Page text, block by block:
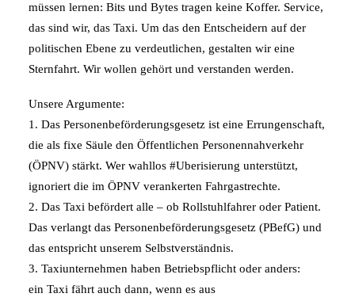
müssen lernen: Bits und Bytes tragen keine Koffer. Service,
das sind wir, das Taxi. Um das den Entscheidern auf der
politischen Ebene zu verdeutlichen, gestalten wir eine
Sternfahrt. Wir wollen gehört und verstanden werden.
Unsere Argumente:
1. Das Personenbeförderungsgesetz ist eine Errungenschaft,
die als fixe Säule den Öffentlichen Personennahverkehr
(ÖPNV) stärkt. Wer wahllos #Uberisierung unterstützt,
ignoriert die im ÖPNV verankerten Fahrgastrechte.
2. Das Taxi befördert alle – ob Rollstuhlfahrer oder Patient.
Das verlangt das Personenbeförderungsgesetz (PBefG) und
das entspricht unserem Selbstverständnis.
3. Taxiunternehmen haben Betriebspflicht oder anders:
ein Taxi fährt auch dann, wenn es aus